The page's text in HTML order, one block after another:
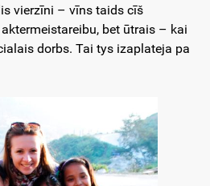
vierzīni – vīns taids cīš
bet ūtrais – kai
dorbs. Tai tys izaplateja pa